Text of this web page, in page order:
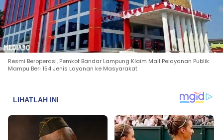
Resmi Beroperasi, Pemkot Bandar Lampung Klaim Mall Pelayanan Publik
Mampu Beri 154 Jenis Layanan ke Masyarakat